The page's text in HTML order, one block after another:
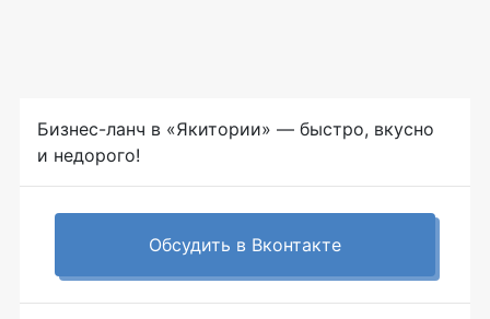
Бизнес-ланч в «Якитории» — быстро, вкусно
и недорого!
Обсудить в Вконтакте